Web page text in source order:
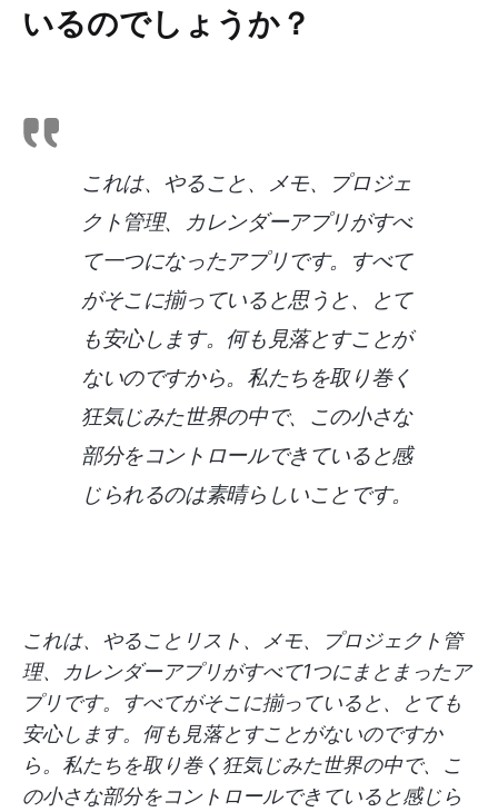
いるのでしょうか？
これは、やること、メモ、プロジェ
クト管理、カレンダーアプリがすべ
て一つになったアプリです。すべて
がそこに揃っていると思うと、とて
も安心します。何も見落とすことが
ないのですから。私たちを取り巻く
狂気じみた世界の中で、この小さな
部分をコントロールできていると感
じられるのは素晴らしいことです。
これは、やることリスト、メモ、プロジェクト管
理、カレンダーアプリがすべて1つにまとまったア
プリです。すべてがそこに揃っていると、とても
安心します。何も見落とすことがないのですか
ら。私たちを取り巻く狂気じみた世界の中で、こ
の小さな部分をコントロールできていると感じら